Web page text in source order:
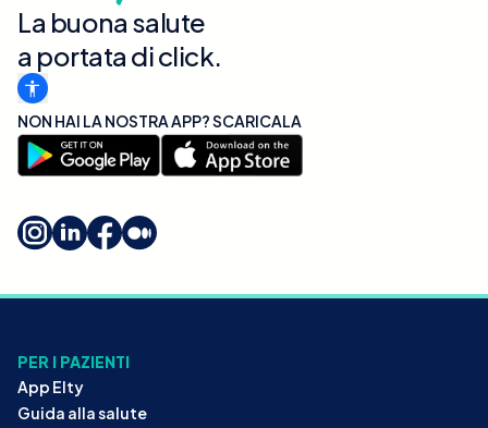
La buona salute
a portata di click.
NON HAI LA NOSTRA APP? SCARICALA
PER I PAZIENTI
App Elty
Guida alla salute